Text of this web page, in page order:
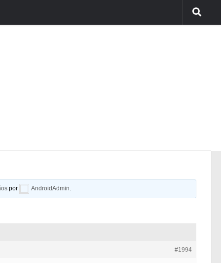
por AndroidAdmin.
#1994